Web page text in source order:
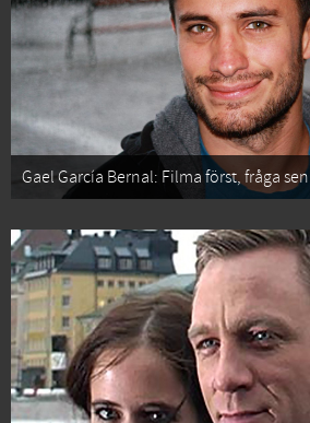
Gael García Bernal: Filma först, fråga sen